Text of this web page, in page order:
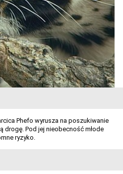
Phefo wyrusza na poszukiwanie
drogę. Pod jej nieobecność młode
ryzyko.